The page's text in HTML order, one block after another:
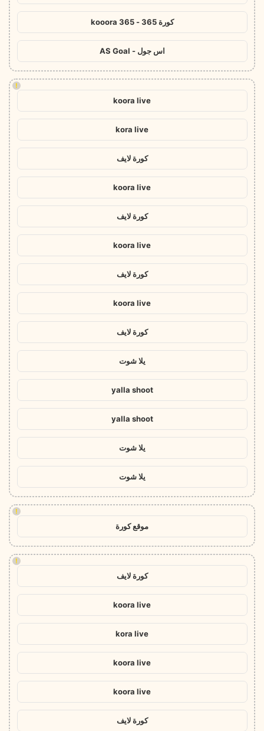
كورة 365 - kooora 365
اس جول - AS Goal
!
koora live
kora live
كورة لايف
koora live
كورة لايف
koora live
كورة لايف
koora live
كورة لايف
يلا شوت
yalla shoot
yalla shoot
يلا شوت
يلا شوت
!
موقع كورة
!
كورة لايف
koora live
kora live
koora live
koora live
كورة لايف